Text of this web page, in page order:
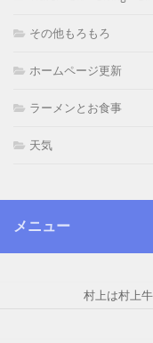
その他もろもろ
ホームページ更新
ラーメンとお食事
天気
メニュー
村上は村上